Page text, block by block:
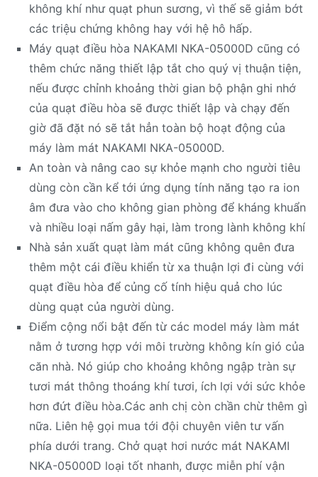
không khí như quạt phun sương, vì thế sẽ giảm bớt
các triệu chứng không hay với hệ hô hấp.
Máy quạt điều hòa NAKAMI NKA-05000D cũng có
thêm chức năng thiết lập tắt cho quý vị thuận tiện,
nếu được chỉnh khoảng thời gian bộ phận ghi nhớ
của quạt điều hòa sẽ được thiết lập và chạy đến
giờ đã đặt nó sẽ tắt hẳn toàn bộ hoạt động của
máy làm mát NAKAMI NKA-05000D.
An toàn và nâng cao sự khỏe mạnh cho người tiêu
dùng còn cần kể tới ứng dụng tính năng tạo ra ion
âm đưa vào cho không gian phòng để kháng khuẩn
và nhiều loại nấm gây hại, làm trong lành không khí
Nhà sản xuất quạt làm mát cũng không quên đưa
thêm một cái điều khiển từ xa thuận lợi đi cùng với
quạt điều hòa để củng cố tính hiệu quả cho lúc
dùng quạt của người dùng.
Điểm cộng nổi bật đến từ các model máy làm mát
nằm ở tương hợp với môi trường không kín gió của
căn nhà. Nó giúp cho khoảng không ngập tràn sự
tươi mát thông thoáng khí tươi, ích lợi với sức khỏe
hơn đứt điều hòa.Các anh chị còn chần chừ thêm gì
nữa. Liên hệ gọi mua tới đội chuyên viên tư vấn
phía dưới trang. Chở quạt hơi nước mát NAKAMI
NKA-05000D loại tốt nhanh, được miễn phí vận